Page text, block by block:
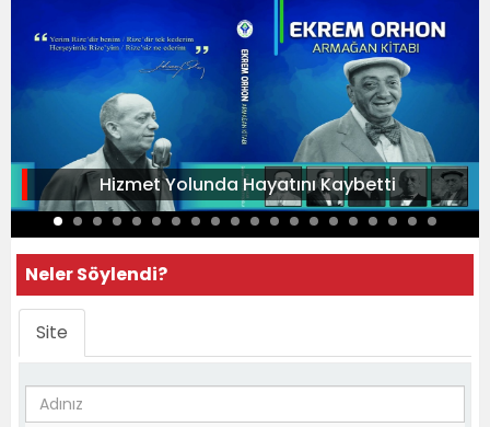
Hizmet Yolunda Hayatını Kaybetti
Neler Söylendi?
Site